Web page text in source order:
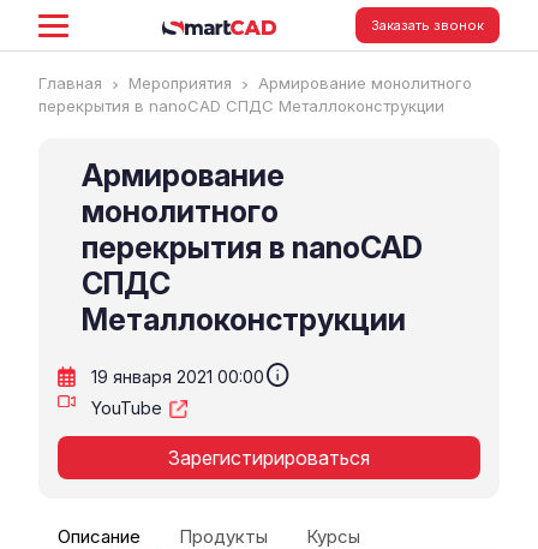
Заказать звонок
Главная Мероприятия
Армирование монолитного
перекрытия в nanoCAD СПДС Металлоконструкции
Армирование
монолитного
перекрытия в nanoCAD
СПДС
Металлоконструкции
19 января 2021 00:00info
YouTube
Зарегистирироваться
Описание Продукты Курсы